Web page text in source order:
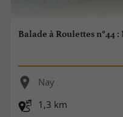
Balade à Roulettes n°44
Nay
1,3 km